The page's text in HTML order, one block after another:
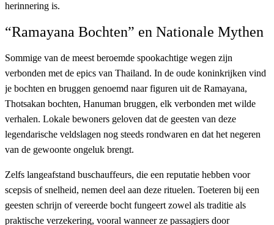
herinnering is.
“Ramayana Bochten” en Nationale Mythen
Sommige van de meest beroemde spookachtige wegen zijn
verbonden met de epics van Thailand. In de oude koninkrijken vind
je bochten en bruggen genoemd naar figuren uit de Ramayana,
Thotsakan bochten, Hanuman bruggen, elk verbonden met wilde
verhalen. Lokale bewoners geloven dat de geesten van deze
legendarische veldslagen nog steeds rondwaren en dat het negeren
van de gewoonte ongeluk brengt.
Zelfs langeafstand buschauffeurs, die een reputatie hebben voor
scepsis of snelheid, nemen deel aan deze rituelen. Toeteren bij een
geesten schrijn of vereerde bocht fungeert zowel als traditie als
praktische verzekering, vooral wanneer ze passagiers door